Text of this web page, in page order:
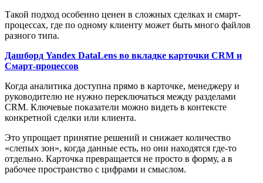
Такой подход особенно ценен в сложных сделках и смарт-
процессах, где по одному клиенту может быть много файлов
разного типа.
Дашборд Yandex DataLens во вкладке карточки CRM и
Смарт-процессов
Когда аналитика доступна прямо в карточке, менеджеру и
руководителю не нужно переключаться между разделами
CRM. Ключевые показатели можно видеть в контексте
конкретной сделки или клиента.
Это упрощает принятие решений и снижает количество
«слепых зон», когда данные есть, но они находятся где-то
отдельно. Карточка превращается не просто в форму, а в
рабочее пространство с цифрами и смыслом.